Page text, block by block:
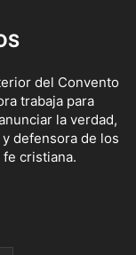
del Convento
trabaja para
la verdad,
defensora de los
cristiana.